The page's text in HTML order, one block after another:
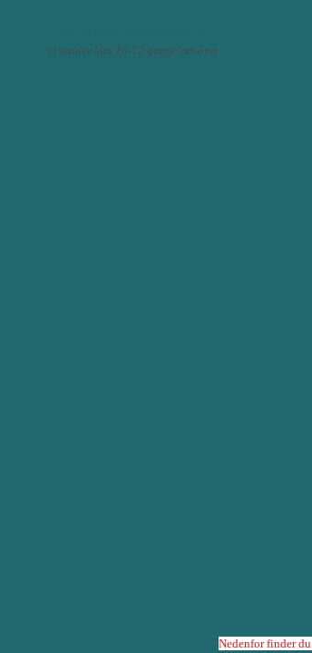
vi sender kun 10-12 gange om året
Nedenfor finder du